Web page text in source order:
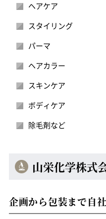
ヘアケア
スタイリング
パーマ
ヘアカラー
スキンケア
ボディケア
除毛剤など
山栄化学株式
企画から包装まで自